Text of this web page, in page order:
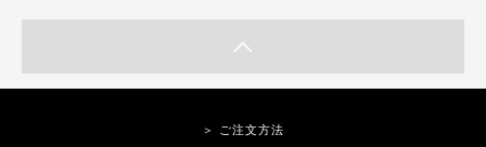
＞ ご注文方法